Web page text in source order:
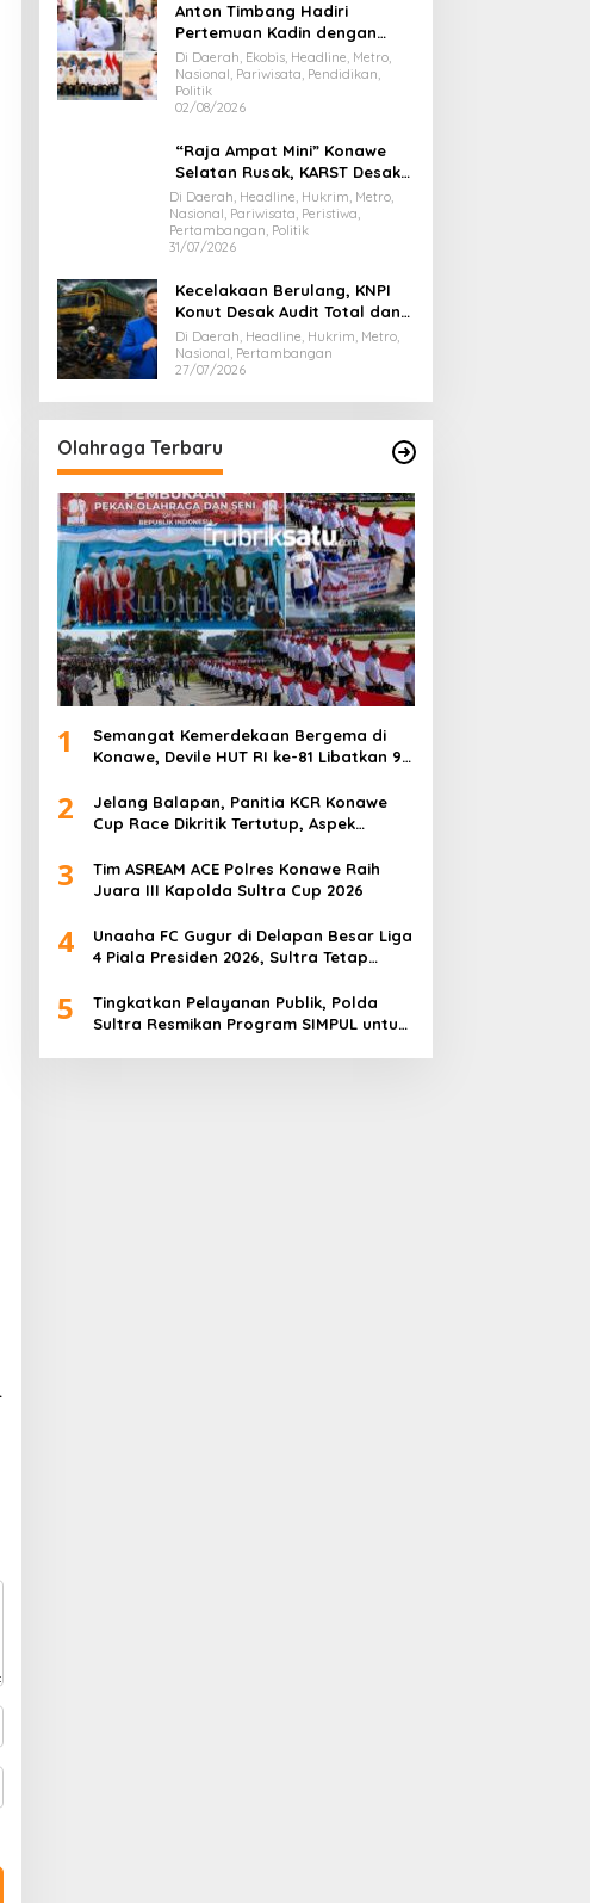
Anton Timbang Hadiri
Pertemuan Kadin dengan
Presiden Prabowo, Bawa Misi
Majukan Ekonomi Sultra
Di Daerah, Ekobis, Headline, Metro,
Nasional, Pariwisata, Pendidikan,
Politik
02/08/2026
“Raja Ampat Mini” Konawe
Selatan Rusak, KARST Desak
Gubernur Evaluasi Total
Dispar Sultra
Di Daerah, Headline, Hukrim, Metro,
Nasional, Pariwisata, Peristiwa,
Pertambangan, Politik
31/07/2026
Kecelakaan Berulang, KNPI
Konut Desak Audit Total dan
Hentikan Hauling PT SPL
Di Daerah, Headline, Hukrim, Metro,
Nasional, Pertambangan
27/07/2026
Olahraga Terbaru
1
Semangat Kemerdekaan Bergema di
Konawe, Devile HUT RI ke-81 Libatkan 98
2
Jelang Balapan, Panitia KCR Konawe
Cup Race Dikritik Tertutup, Aspek
3
Tim ASREAM ACE Polres Konawe Raih
Juara III Kapolda Sultra Cup 2026
4
Unaaha FC Gugur di Delapan Besar Liga
4 Piala Presiden 2026, Sultra Tetap
5
Tingkatkan Pelayanan Publik, Polda
Sultra Resmikan Program SIMPUL untuk